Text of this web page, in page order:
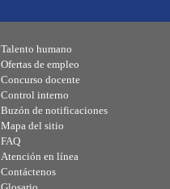
Talento humano
Ofertas de empleo
Concurso docente
Control interno
Buzón de notificaciones
Mapa del sitio
FAQ
Atención en línea
Contáctenos